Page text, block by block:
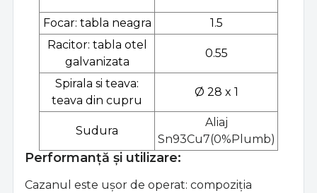
Focar: tabla neagra
1.5
Racitor: tabla otel
galvanizata
0.55
Spirala si teava:
teava din cupru
Ø 28 x 1
Sudura
Aliaj
Sn93Cu7(0%Plumb)
Performanță și utilizare:
Cazanul este ușor de operat: compoziția